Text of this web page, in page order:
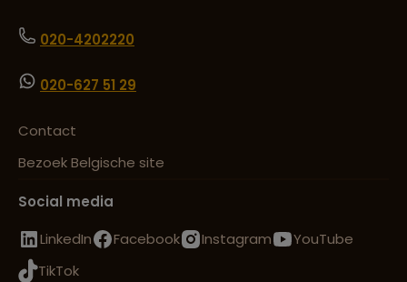
020-4202220
020-627 51 29
Contact
Bezoek Belgische site
Social media
LinkedIn
Facebook Instagram
YouTube
TikTok